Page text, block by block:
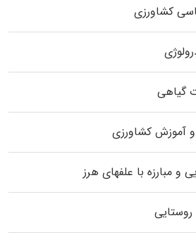
کشاورزی
گیاهی
آموزش کشاورزی
و مبارزه با علفهای هرز